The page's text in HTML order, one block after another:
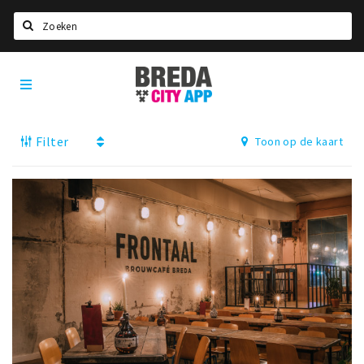
Home
Deals
Nieuws, interviews & blogs
Eten
Drinken
Slapen
Recreatief
Winkels
Breda
City
App
Filter Toon op de kaart